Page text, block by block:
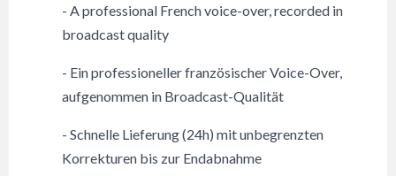
- A professional French voice-over, recorded in
broadcast quality
- Ein professioneller französischer Voice-Over,
aufgenommen in Broadcast-Qualität
- Schnelle Lieferung (24h) mit unbegrenzten
Korrekturen bis zur Endabnahme